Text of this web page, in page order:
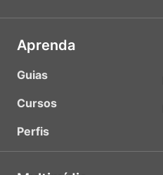
Aprenda
Guias
Cursos
Perfis